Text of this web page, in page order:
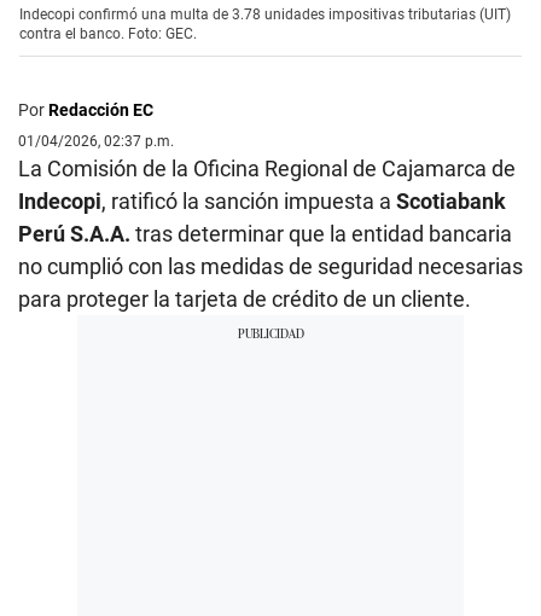
Indecopi confirmó una multa de 3.78 unidades impositivas tributarias (UIT)
contra el banco. Foto: GEC.
PorRedacción EC
01/04/2026, 02:37 p.m.
La Comisión de la Oficina Regional de Cajamarca de
Indecopi, ratificó la sanción impuesta a Scotiabank
Perú S.A.A. tras determinar que la entidad bancaria
no cumplió con las medidas de seguridad necesarias
para proteger la tarjeta de crédito de un cliente.